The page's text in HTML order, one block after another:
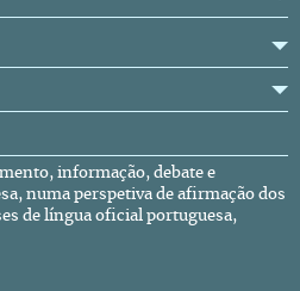
informação, debate e
numa perspetiva de afirmação dos
de língua oficial portuguesa,